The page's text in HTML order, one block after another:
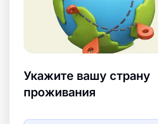
Укажите вашу страну
проживания
Отзывы
Онлайн генератор